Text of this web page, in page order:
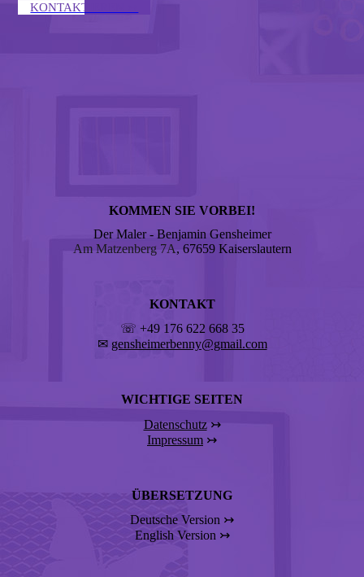
KONTAKTIEREN ↣
KOMMEN SIE VORBEI!
Der Maler - Benjamin Gensheimer
Am Matzenberg 7A, 67659 Kaiserslautern
KONTAKT
☏ +49 176 622 668 35
✉ gensheimerbenny@gmail.com
WICHTIGE SEITEN
Datenschutz↣
Impressum ↣
ÜBERSETZUNG
Deutsche Version ↣
English Version ↣